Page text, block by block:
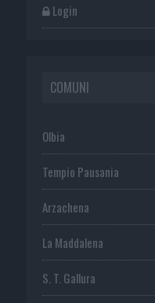
Login
COMUNI
Olbia
Tempio Pausania
Arzachena
La Maddalena
S. T. Gallura